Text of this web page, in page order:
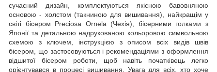
сучасний дизайн, комплектуються якісною бавовняною
основою - холстом (такниною для вишивання), найкращім у
світі бісером Preciosa Ornela (Чехія), бісерними голками з
Японії та детальною надрукованою кольоровою символьною
схемою з ключем, інструкцією з описом всіх видів швів
бісером, що застосовуються і рекомендаціями з оформлення
відшитої бісером роботи, щоб навіть початківець легко
орієнтувався в процесі вишивання. Увага для всіх, хто хоче